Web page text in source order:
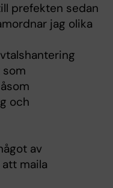
prefekten sedan
jag olika
och
av
maila